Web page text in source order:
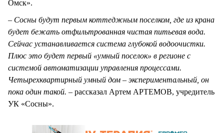
Омск».
– Сосны будут первым коттеджным поселком, где из крана
будет бежать отфильтрованная чистая питьевая вода.
Сейчас устанавливается система глубокой водоочистки.
Плюс это будет первый «умный поселок» в регионе с
системой автоматизации управления процессами.
Четырехквартирный умный дом – экспериментальный, он
пока один такой. – рассказал Артем АРТЕМОВ, учредитель
УК «Сосны».